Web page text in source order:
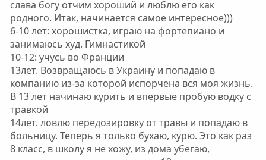
слава богу отчим хороший и люблю его как
родного. Итак, начинается самое интересное)))
6-10 лет: хорошистка, играю на фортепиано и
занимаюсь худ. Гимнастикой
10-12: учусь во Франции
13лет. Возвращаюсь в Украину и попадаю в
компанию из-за которой испорчена вся моя жизнь.
В 13 лет начинаю курить и впервые пробую водку с
травкой
14лет. ловлю передозировку от травы и попадаю в
больницу. Теперь я только бухаю, курю. Это как раз
8 класс, в школу я не хожу, из дома убегаю,